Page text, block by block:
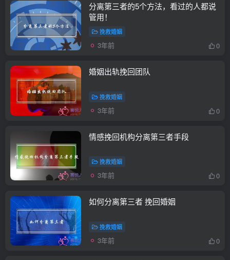
分离第三者的5个方法，看过的人都说
管用！
挽救婚姻
3年前 0
婚姻出轨挽回团队
挽救婚姻
3年前 0
情感挽回机构分离第三者手段
挽救婚姻
3年前 0
如何分离第三者 挽回婚姻
挽救婚姻
3年前 0